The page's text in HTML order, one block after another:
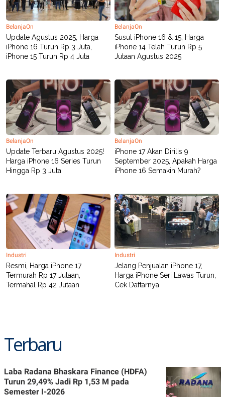
BelanjaOn
Update Agustus 2025, Harga
iPhone 16 Turun Rp 3 Juta,
iPhone 15 Turun Rp 4 Juta
BelanjaOn
Susul iPhone 16 & 15, Harga
iPhone 14 Telah Turun Rp 5
Jutaan Agustus 2025
BelanjaOn
Update Terbaru Agustus 2025!
Harga iPhone 16 Series Turun
Hingga Rp 3 Juta
BelanjaOn
iPhone 17 Akan Dirilis 9
September 2025, Apakah Harga
iPhone 16 Semakin Murah?
Industri
Resmi, Harga iPhone 17
Termurah Rp 17 Jutaan,
Termahal Rp 42 Jutaan
Industri
Jelang Penjualan iPhone 17,
Harga iPhone Seri Lawas Turun,
Cek Daftarnya
Terbaru
Laba Radana Bhaskara Finance (HDFA)
Turun 29,49% Jadi Rp 1,53 M pada
Semester I-2026